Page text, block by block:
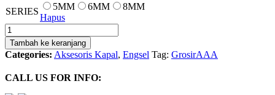
SERIES 5MM 6MM
8MM
Hapus
Kuantitas
Mata
Pad
Eye
Strap
Stainless
Tambah ke keranjang
Categories: Aksesoris Kapal, Engsel Tag: GrosirAAA
CALL US FOR INFO: